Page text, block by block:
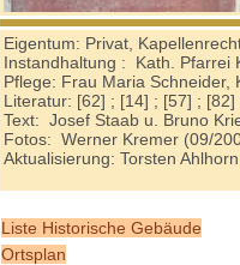
Eigentum: Privat,
Instandhaltung : Kath. Pfarrei
Pflege: Frau Maria Schneider,
Literatur: [62] ; [14] ; [57] ; [82]
Text: Josef Staab u. Bruno
Fotos: Werner Kremer (09/
Aktualisierung: Torsten
Liste Historische Gebäude
Ortsplan